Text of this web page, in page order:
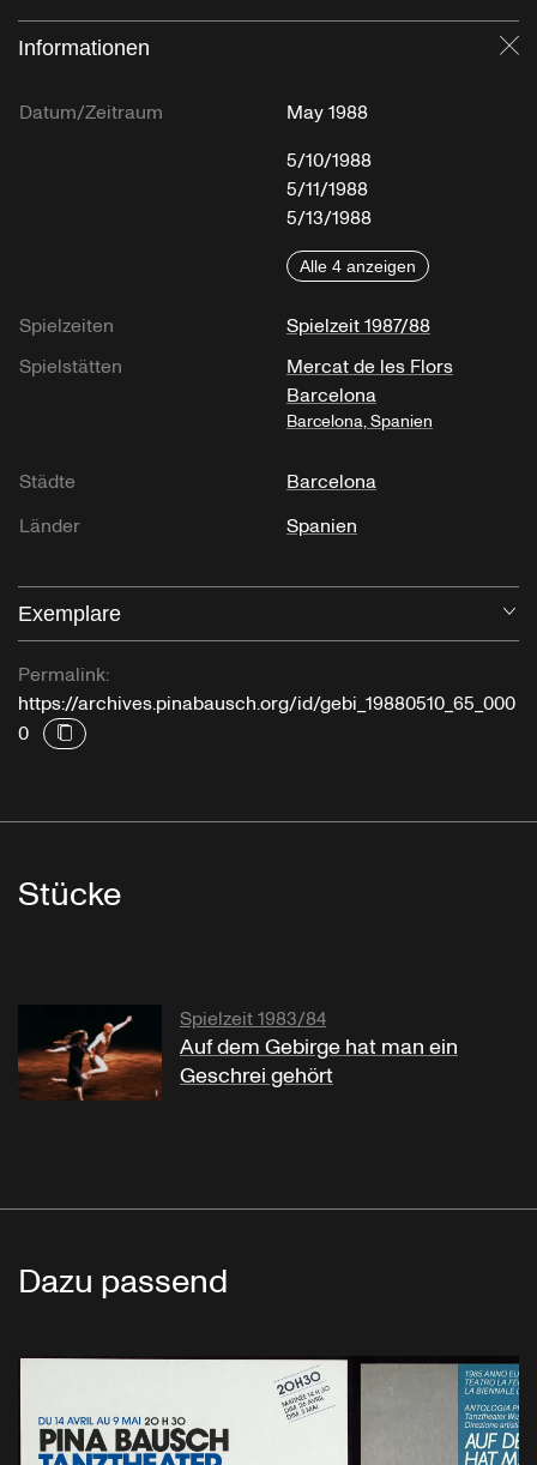
Informationen
Datum/Zeitraum
May 1988
5/10/1988
5/11/1988
5/13/1988
Alle 4 anzeigen
Spielzeiten
Spielzeit 1987/88
Spielstätten
Mercat de les Flors
Barcelona
Barcelona, Spanien
Städte
Barcelona
Länder
Spanien
Exemplare
Permalink:
https://archives.pinabausch.org/id/gebi_19880510_65_000
0
Stücke
Spielzeit 1983/84
Auf dem Gebirge hat man ein
Geschrei gehört
Dazu passend